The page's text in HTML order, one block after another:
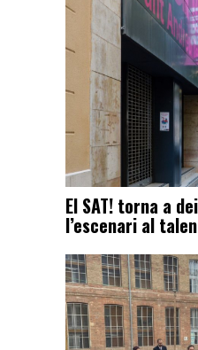
El SAT! torna a
l’escenari al